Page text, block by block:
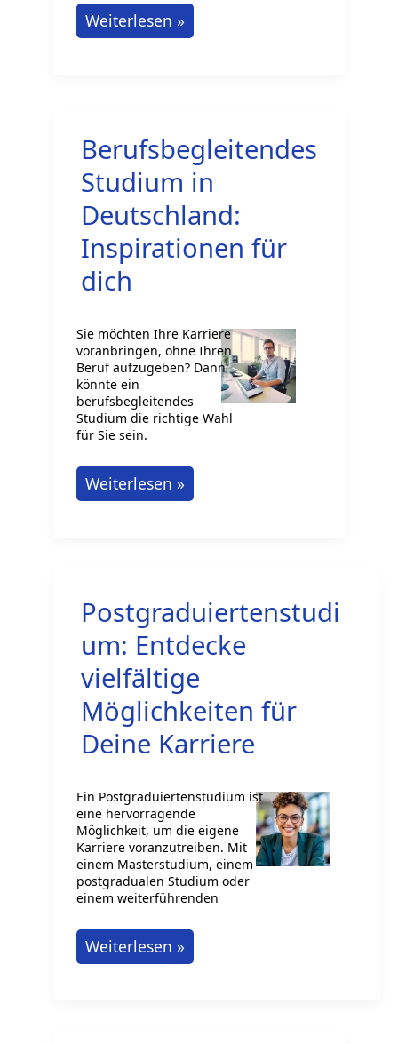
Englischkenntnisse
verbessern
Weiterlesen »
Berufsbegleitendes
Studium in
Deutschland:
Inspirationen für
dich
Sie möchten Ihre Karriere
voranbringen, ohne Ihren
Beruf aufzugeben? Dann
könnte ein
berufsbegleitendes
Studium die richtige Wahl
für Sie sein.
Berufsbegleitendes
Studium
für
dich
Weiterlesen »
Postgraduiertenstudi
um: Entdecke
vielfältige
Möglichkeiten für
Deine Karriere
Ein Postgraduiertenstudium ist
eine hervorragende
Möglichkeit, um die eigene
Karriere voranzutreiben. Mit
einem Masterstudium, einem
postgradualen Studium oder
einem weiterführenden
Postgraduiertenstudium:
Entdecke
Weiterlesen »